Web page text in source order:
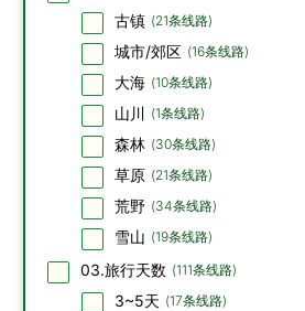
古镇 (21条线路)
城市/郊区 (16条线路)
大海 (10条线路)
山川 (1条线路)
森林 (30条线路)
草原 (21条线路)
荒野 (34条线路)
雪山 (19条线路)
03.旅行天数 (111条线路)
3~5天 (17条线路)